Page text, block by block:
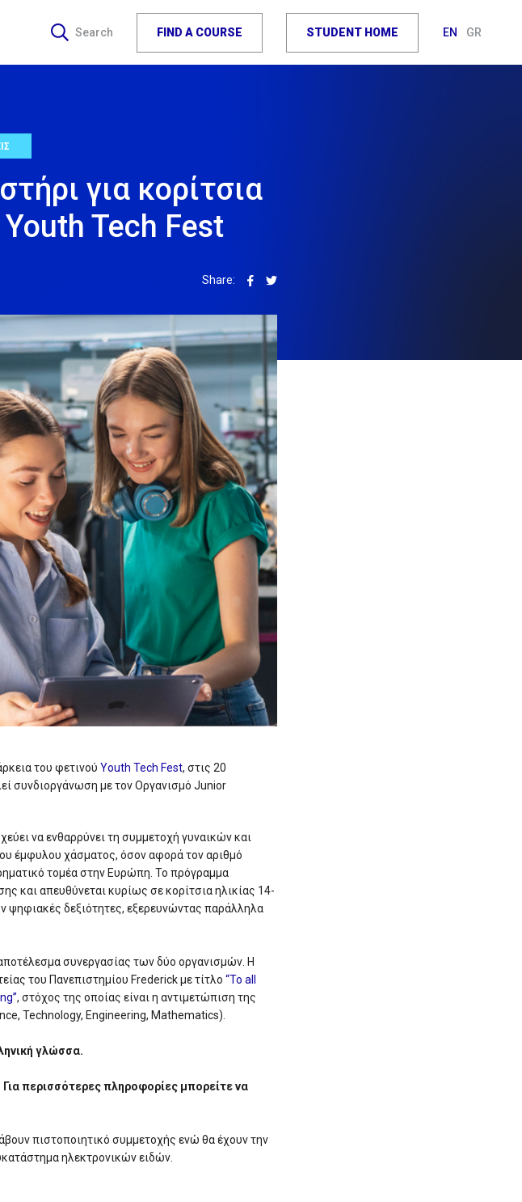
Search FIND A COURSE STUDENT HOME EN GR
για κορίτσια
Tech Fest
Share:
του φετινούYouth Tech Fest, στις 20
συνδιοργάνωση με τον Οργανισμό Junior
να ενθαρρύνει τη συμμετοχή γυναικών και
έμφυλου χάσματος, όσον αφορά τον αριθμό
τομέα στην Ευρώπη. Το πρόγραμμα
και απευθύνεται κυρίως σε κορίτσια ηλικίας 14-
ψηφιακές δεξιότητες, εξερευνώντας παράλληλα
συνεργασίας των δύο οργανισμών. Η
του Πανεπιστημίου Frederick με τίτλο“To all
, στόχος της οποίας είναι η αντιμετώπιση της
Technology, Engineering, Mathematics).
γλώσσα.
Για περισσότερες πληροφορίες μπορείτε να
πιστοποιητικό συμμετοχής ενώ θα έχουν την
ηλεκτρονικών ειδών.